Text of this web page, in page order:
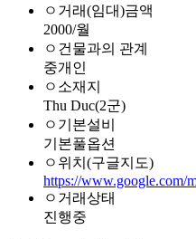
ㅇ거래(임대)금액
2000/월
ㅇ건물과의 관계
중개인
ㅇ소재지
Thu Duc(2군)
ㅇ기본설비
기본풀옵션
ㅇ위치(구글지도)
https://www.google.com/
ㅇ거래상태
진행중